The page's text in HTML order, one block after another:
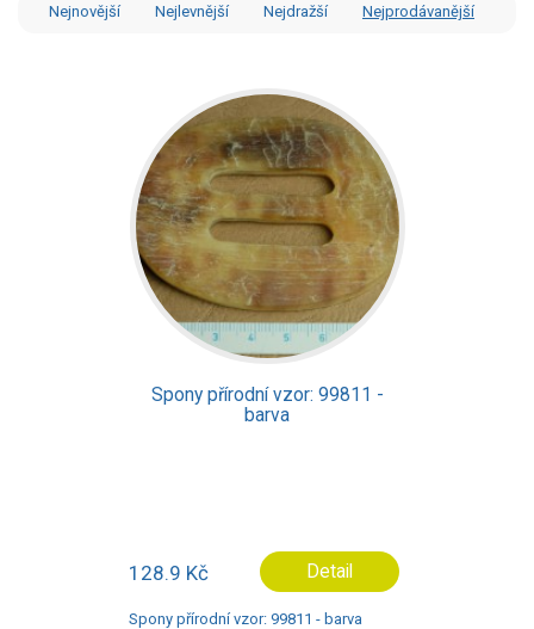
Nejnovější Nejlevnější Nejdražší Nejprodávanější
Spony přírodní vzor: 99811 -
barva
128.9 Kč Detail
Spony přírodní vzor: 99811 - barva